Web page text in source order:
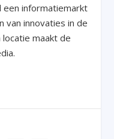
een informatiemarkt
van innovaties in de
maakt de